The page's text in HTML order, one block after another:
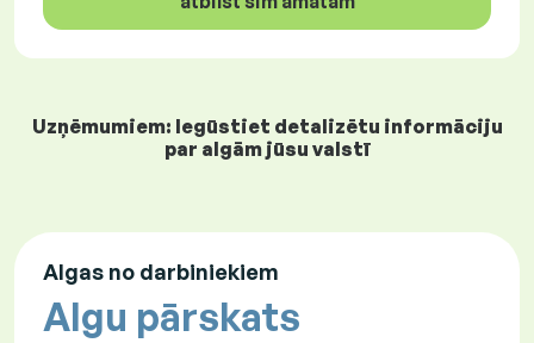
Uzņēmumiem: Iegūstiet detalizētu informāciju
par algām jūsu valstī
Algas no darbiniekiem
Algu pārskats